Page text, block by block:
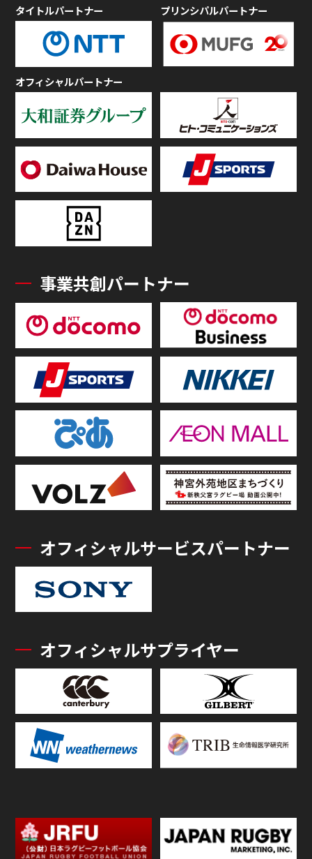
タイトルパートナー プリンシパルパートナー
オフィシャルパートナー
事業共創パートナー
オフィシャルサービスパートナー
オフィシャルサプライヤー